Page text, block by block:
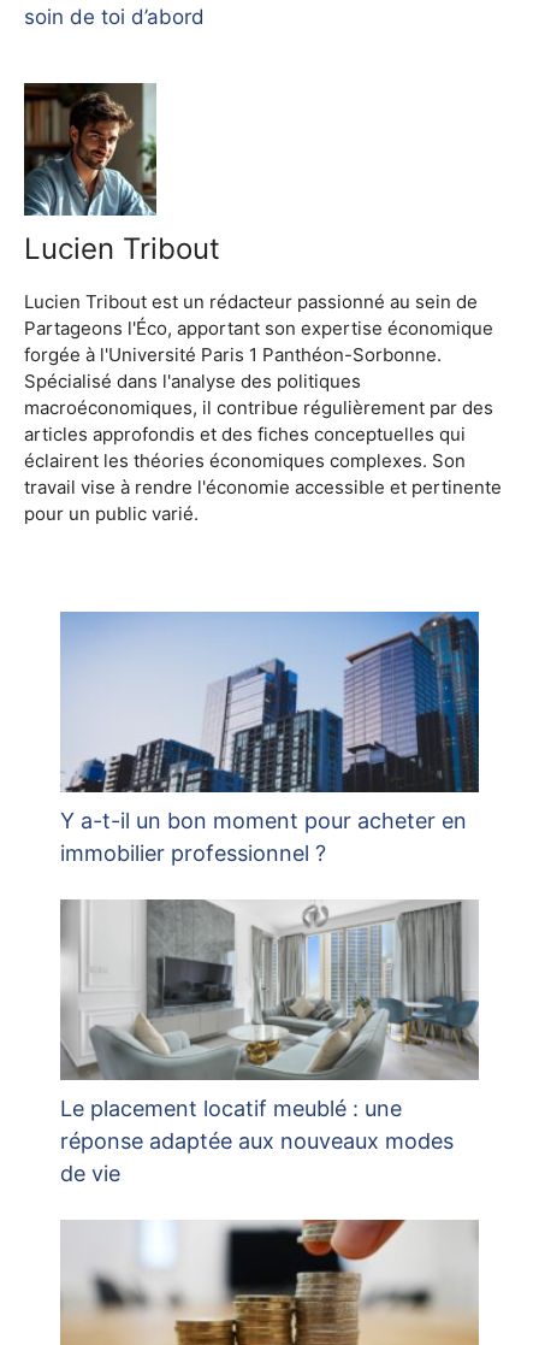
soin de toi d’abord
Lucien Tribout
Lucien Tribout est un rédacteur passionné au sein de
Partageons l'Éco, apportant son expertise économique
forgée à l'Université Paris 1 Panthéon-Sorbonne.
Spécialisé dans l'analyse des politiques
macroéconomiques, il contribue régulièrement par des
articles approfondis et des fiches conceptuelles qui
éclairent les théories économiques complexes. Son
travail vise à rendre l'économie accessible et pertinente
pour un public varié.
Y a-t-il un bon moment pour acheter en
immobilier professionnel ?
Le placement locatif meublé : une
réponse adaptée aux nouveaux modes
de vie